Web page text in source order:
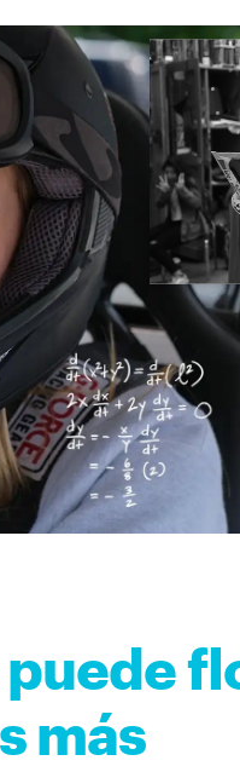
puede
más